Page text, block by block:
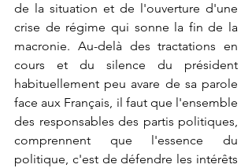
de la situation et de l'ouverture d'une
crise de régime qui sonne la fin de la
macronie. Au-delà des tractations en
cours et du silence du président
habituellement peu avare de sa parole
face aux Français, il faut que l'ensemble
des responsables des partis politiques,
comprennent que l'essence du
politique, c'est de défendre les intérêts